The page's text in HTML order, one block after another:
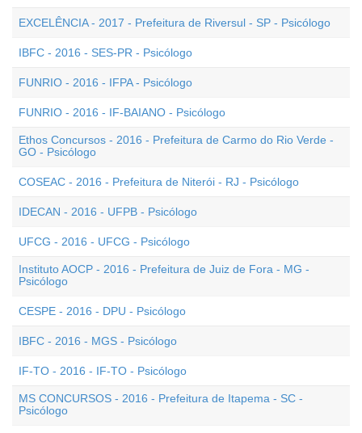
EXCELÊNCIA - 2017 - Prefeitura de Riversul - SP - Psicólogo
IBFC - 2016 - SES-PR - Psicólogo
FUNRIO - 2016 - IFPA - Psicólogo
FUNRIO - 2016 - IF-BAIANO - Psicólogo
Ethos Concursos - 2016 - Prefeitura de Carmo do Rio Verde -
GO - Psicólogo
COSEAC - 2016 - Prefeitura de Niterói - RJ - Psicólogo
IDECAN - 2016 - UFPB - Psicólogo
UFCG - 2016 - UFCG - Psicólogo
Instituto AOCP - 2016 - Prefeitura de Juiz de Fora - MG -
Psicólogo
CESPE - 2016 - DPU - Psicólogo
IBFC - 2016 - MGS - Psicólogo
IF-TO - 2016 - IF-TO - Psicólogo
MS CONCURSOS - 2016 - Prefeitura de Itapema - SC -
Psicólogo